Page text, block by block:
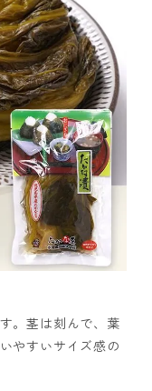
。茎は刻んで、葉
やすいサイズ感の